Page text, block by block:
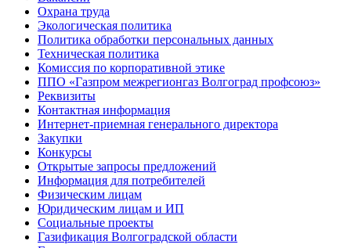
Охрана труда
Экологическая политика
Политика обработки персональных данных
Техническая политика
Комиссия по корпоративной этике
ППО «Газпром межрегионгаз Волгоград профсоюз»
Реквизиты
Контактная информация
Интернет-приемная генерального директора
Закупки
Конкурсы
Открытые запросы предложений
Информация для потребителей
Физическим лицам
Юридическим лицам и ИП
Социальные проекты
Газификация Волгоградской области